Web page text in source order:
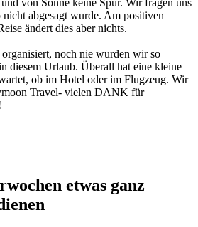
von Sonne keine Spur. Wir fragen uns
abgesagt wurde. Am positiven
ändert dies aber nichts.
noch nie wurden wir so
diesem Urlaub. Überall hat eine kleine
ob im Hotel oder im Flugzeug. Wir
Travel- vielen DANK für
etwas ganz